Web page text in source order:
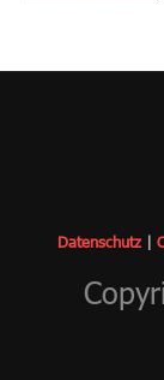
Datenschutz |